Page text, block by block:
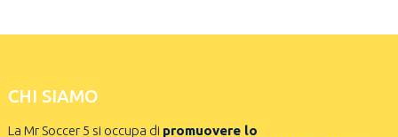
CHI SIAMO
La Mr Soccer 5 si occupa di promuovere lo